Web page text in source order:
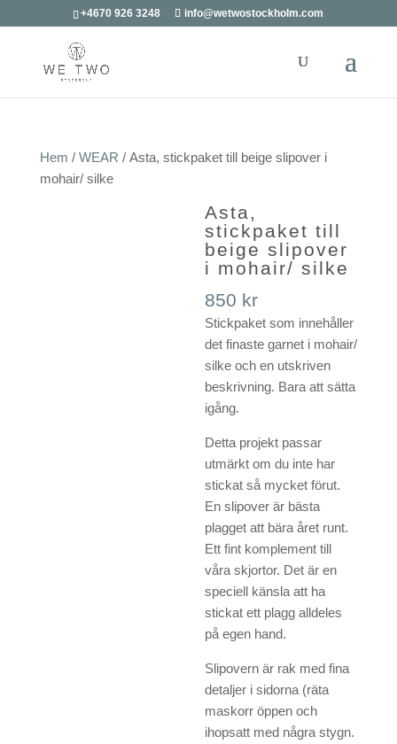
+4670 926 3248 info@wetwostockholm.com
Hem / WEAR / Asta, stickpaket till beige slipover i
mohair/ silke
Asta,
stickpaket till
beige slipover
i mohair/ silke
850 kr
Stickpaket som innehåller
det finaste garnet i mohair/
silke och en utskriven
beskrivning. Bara att sätta
igång.
Detta projekt passar
utmärkt om du inte har
stickat så mycket förut.
En slipover är bästa
plagget att bära året runt.
Ett fint komplement till
våra skjortor. Det är en
speciell känsla att ha
stickat ett plagg alldeles
på egen hand.
Slipovern är rak med fina
detaljer i sidorna (räta
maskorr öppen och
ihopsatt med några stygn.